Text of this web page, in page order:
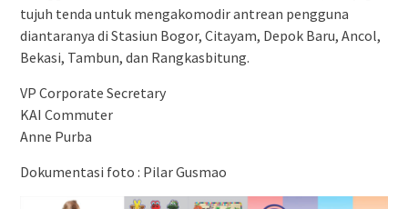
tujuh tenda untuk mengakomodir antrean pengguna
diantaranya di Stasiun Bogor, Citayam, Depok Baru, Ancol,
Bekasi, Tambun, dan Rangkasbitung.
VP Corporate Secretary
KAI Commuter
Anne Purba
Dokumentasi foto : Pilar Gusmao